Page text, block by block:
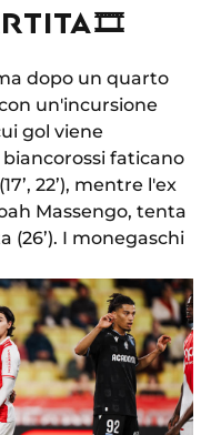
🎞
dopo un quarto
un'incursione
gol viene
faticano
22’), mentre l'ex
Massengo, tenta
(26’). I monegaschi